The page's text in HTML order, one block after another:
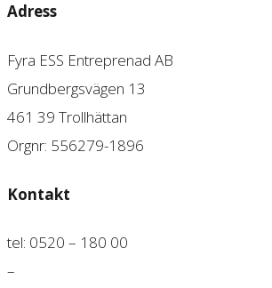
Adress
Fyra ESS Entreprenad AB
Grundbergsvägen 13
461 39 Trollhättan
Orgnr: 556279-1896
Kontakt
tel: 0520 – 180 00
–